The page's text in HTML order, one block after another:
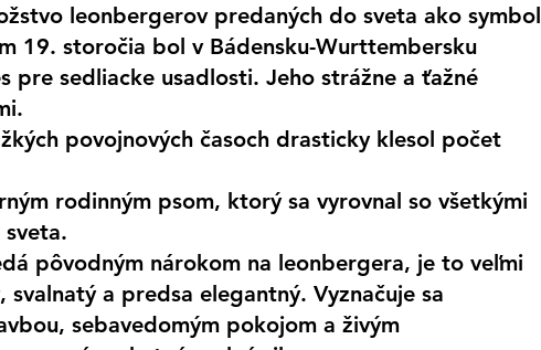
leonbergerov predaných do sveta ako symbol
19. storočia bol v Bádensku-Wurttembersku
pre sedliacke usadlosti. Jeho strážne a ťažné
povojnových časoch drasticky klesol počet
rodinným psom, ktorý sa vyrovnal so všetkými
sveta.
pôvodným nárokom na leonbergera, je to veľmi
svalnatý a predsa elegantný. Vyznačuje sa
sebavedomým pokojom a živým